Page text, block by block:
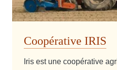
Coopérative IRIS
Iris est une coopérative